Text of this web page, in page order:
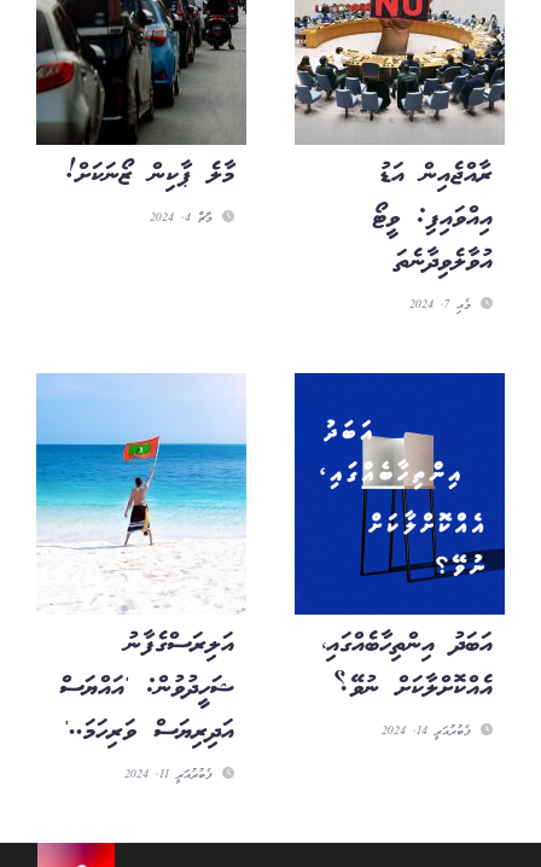
ރާއްޖެއިން އަޑު
އިއްވައިފި: ވީޓޯ
އުވާލެވިދާނެތަ
މެއި 7, 2024
މާލެ ޕާކިން ޒޯނަކަށް!
މާޗް 4, 2024
އަބަދު އިންތިހާބެއްގައި،
އެއްކޮށްލާކަށް ނުވޭ؟
ފެބުރުއަރީ 14, 2024
އަލިރަސްގެފާނު
ޝަހީދުވުން: 'އައްޔަސް
އަދިރިޔަސް ވަރިހަމަ..'
ފެބުރުއަރީ 11, 2024